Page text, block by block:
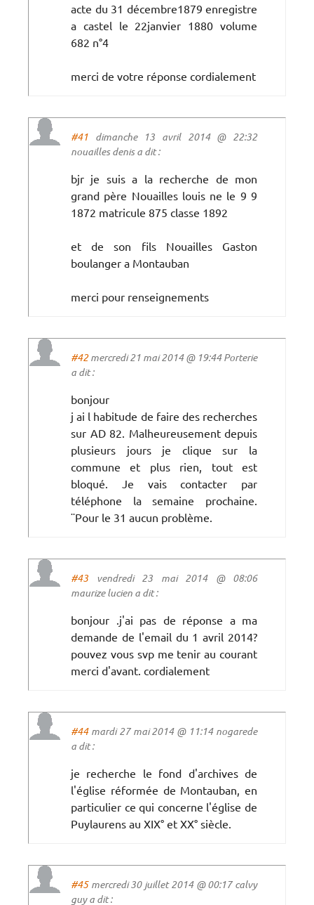
acte du 31 décembre1879 enregistre
a castel le 22janvier 1880 volume
682 n°4
merci de votre réponse cordialement
#41 dimanche 13 avril 2014 @ 22:32
nouailles denis a dit :
bjr je suis a la recherche de mon
grand père Nouailles louis ne le 9 9
1872 matricule 875 classe 1892
et de son fils Nouailles Gaston
boulanger a Montauban
merci pour renseignements
#42mercredi 21 mai 2014 @ 19:44 Porterie
a dit :
bonjour
j ai l habitude de faire des recherches
sur AD 82. Malheureusement depuis
plusieurs jours je clique sur la
commune et plus rien, tout est
bloqué. Je vais contacter par
téléphone la semaine prochaine.
¨Pour le 31 aucun problème.
#43 vendredi 23 mai 2014 @ 08:06
maurize lucien a dit :
bonjour .j'ai pas de réponse a ma
demande de l'email du 1 avril 2014?
pouvez vous svp me tenir au courant
merci d'avant. cordialement
#44mardi 27 mai 2014 @ 11:14 nogarede
a dit :
je recherche le fond d'archives de
l'église réformée de Montauban, en
particulier ce qui concerne l'église de
Puylaurens au XIX° et XX° siècle.
#45mercredi 30 juillet 2014 @ 00:17 calvy
guy a dit :